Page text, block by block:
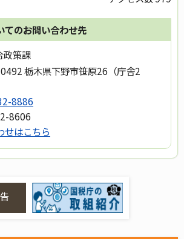
てのお問い合わせ先
政策課
栃木県下野市笹原26（庁舎2
8886
8606
せはこちら